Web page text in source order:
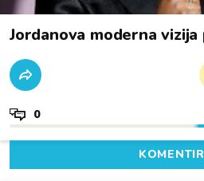
Jordanova moderna
0